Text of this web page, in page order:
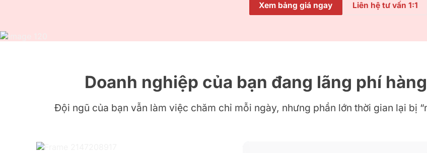
Xem bảng giá ngay Liên hệ tư vấn 1:1
Doanh nghiệp của bạn đang lãng phí
Đội ngũ của bạn vẫn làm việc chăm chỉ mỗi ngày, nhưng phần lớn thời gian lại bị